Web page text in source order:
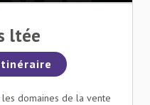
ltée
domaines de la vente